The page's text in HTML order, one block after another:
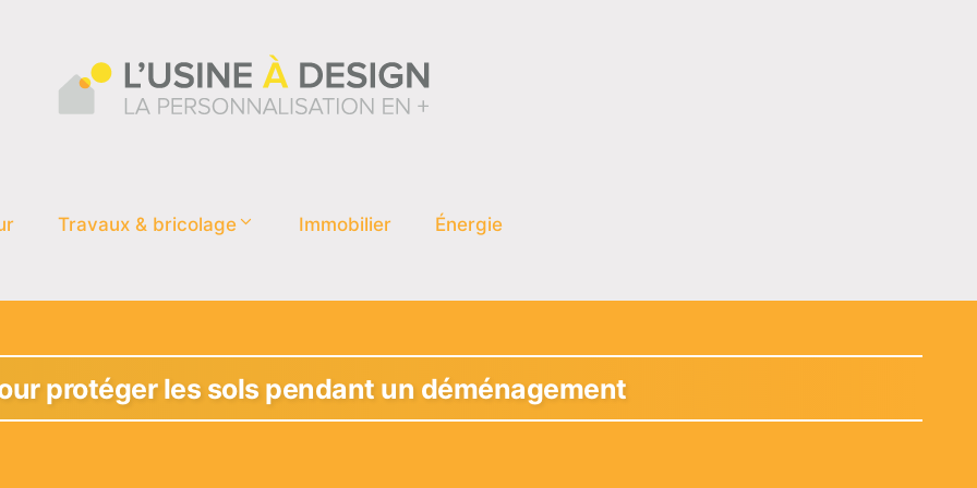
Travaux & bricolage Immobilier Énergie
protéger les sols pendant un déménagement